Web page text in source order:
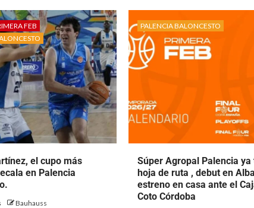
FEB
el cupo más
en Palencia
Bauhauss
PALENCIA BALONCESTO
Súper Agropal Palencia ya
hoja de ruta , debut en
estreno en casa ante el
Coto Córdoba